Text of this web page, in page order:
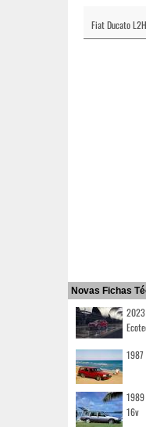
Fiat Ducato
Novas Fichas
2023
1987
1989
16v